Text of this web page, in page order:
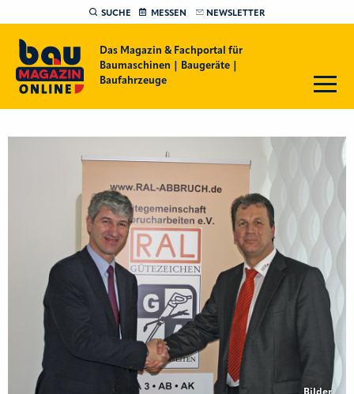
SUCHE MESSEN NEWSLETTER
Das Magazin & Fachportal für
Baumaschinen | Baugeräte |
Baufahrzeuge